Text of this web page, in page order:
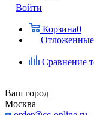
Войти
Корзина0
Отложенные
Сравнение
Ваш город
Москва